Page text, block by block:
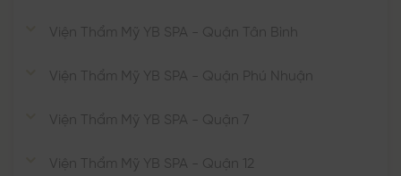
Viện Thẩm Mỹ YB SPA - Quận Tân Bình
Viện Thẩm Mỹ YB SPA - Quận Phú Nhuận
Viện Thẩm Mỹ YB SPA - Quận 7
Viện Thẩm Mỹ YB SPA - Quận 12